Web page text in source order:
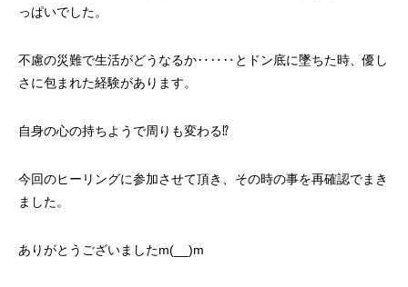
っぱいでした。
不慮の災難で生活がどうなるか‥‥‥とドン底に墜ちた時、優し
さに包まれた経験があります。
自身の心の持ちようで周りも変わる⁉
今回のヒーリングに参加させて頂き、その時の事を再確認でまき
ました。
ありがとうございましたm(__)m